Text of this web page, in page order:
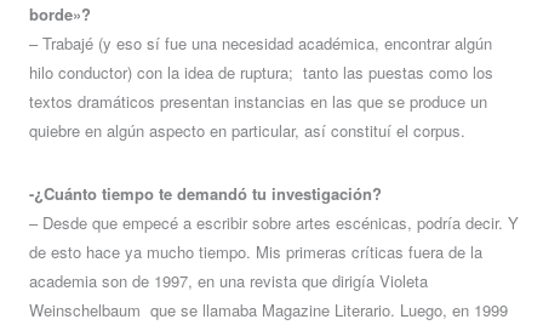
borde»?
– Trabajé (y eso sí fue una necesidad académica, encontrar algún
hilo conductor) con la idea de ruptura; tanto las puestas como los
textos dramáticos presentan instancias en las que se produce un
quiebre en algún aspecto en particular, así constituí el corpus.
-¿Cuánto tiempo te demandó tu investigación?
– Desde que empecé a escribir sobre artes escénicas, podría decir. Y
de esto hace ya mucho tiempo. Mis primeras críticas fuera de la
academia son de 1997, en una revista que dirigía Violeta
Weinschelbaum que se llamaba Magazine Literario. Luego, en 1999